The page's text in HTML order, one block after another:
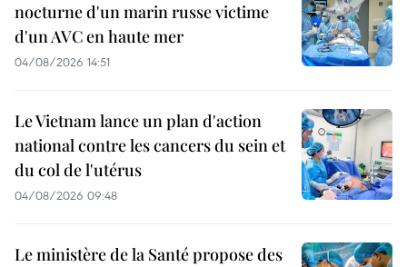
nocturne d'un marin russe victime
d'un AVC en haute mer
04/08/2026 14:51
Le Vietnam lance un plan d'action
national contre les cancers du sein et
du col de l'utérus
04/08/2026 09:48
Le ministère de la Santé propose des